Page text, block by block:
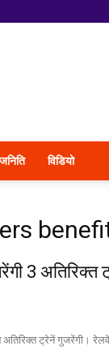
विडियो
3 अतिरिक्त
ट्रेनें गुजरेंगी। रेलवे